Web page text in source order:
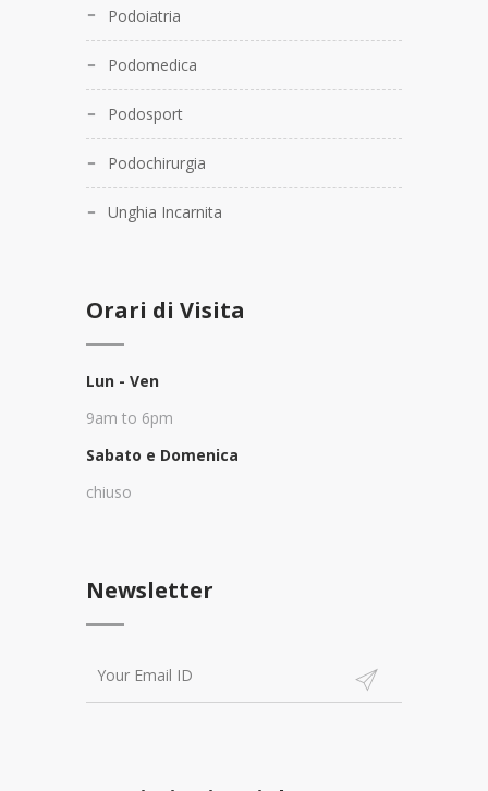
Podoiatria
Podomedica
Podosport
Podochirurgia
Unghia Incarnita
Orari di Visita
Lun - Ven
9am to 6pm
Sabato e Domenica
chiuso
Newsletter